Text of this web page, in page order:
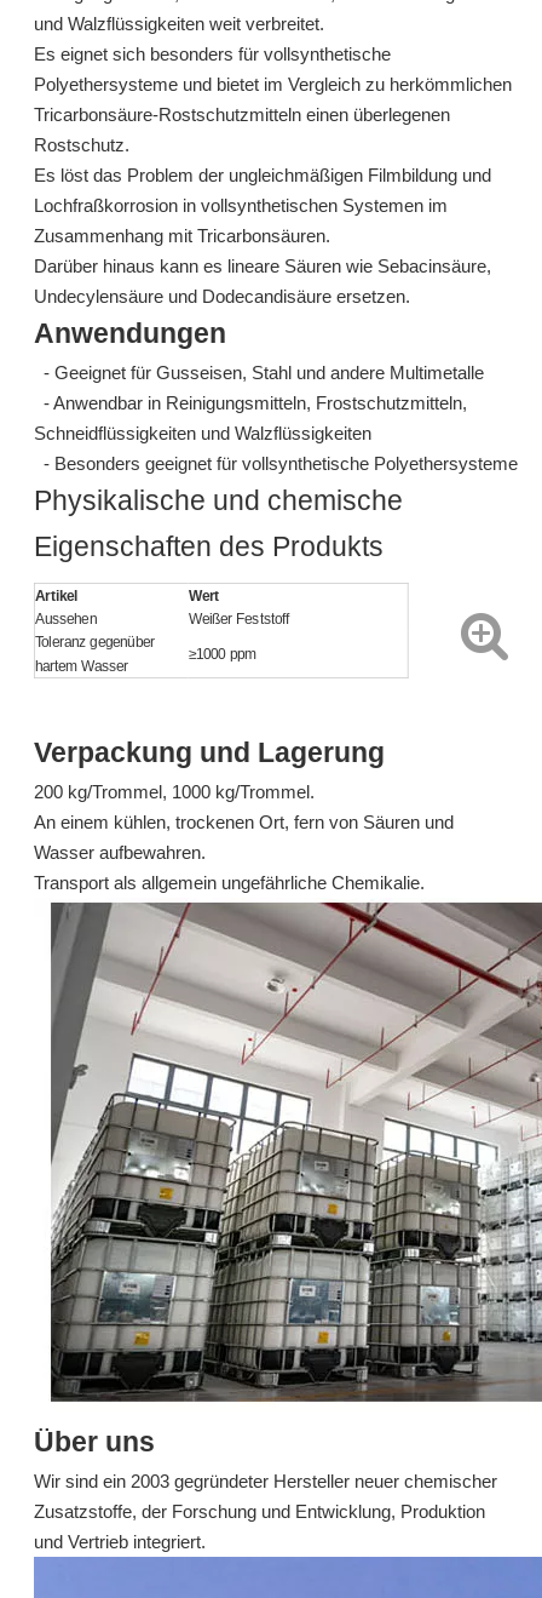
315: Pentabasische Säure für Metallbearbeitungsflüssigkeiten
erkundigen
N-Oleoylsarcosin 110-25-8 Rost-Inhibitor
erkundigen
erkundigen erkundigen
N-Oleoylsarcosin 110-25-8 Rost-Inhibitor
erkundigen
311: 6-[[(4-Methylphenyl)sulfonyl]amino]hexansäure-Rostschutzmittel für Metallbearbeitungsflüssigkeit/Schneidflüssigkeit
erkundigen
T748-Isomerenmischungs-Härter für Epoxidharze, Rostschutzmittel 1005 Aluminiumlegierung Phosphorsäure-Korrosionsinhibitor für vollsynthetisches halbsynthetisches Emulsionsöl
und Walzflüssigkeiten weit verbreitet.
Es eignet sich besonders für vollsynthetische
Polyethersysteme und bietet im Vergleich zu herkömmlichen
Tricarbonsäure-Rostschutzmitteln einen überlegenen
Rostschutz.
Es löst das Problem der ungleichmäßigen Filmbildung und
Lochfraßkorrosion in vollsynthetischen Systemen im
Zusammenhang mit Tricarbonsäuren.
Darüber hinaus kann es lineare Säuren wie Sebacinsäure,
Undecylensäure und Dodecandisäure ersetzen.
Anwendungen
- Geeignet für Gusseisen, Stahl und andere Multimetalle
- Anwendbar in Reinigungsmitteln, Frostschutzmitteln,
Schneidflüssigkeiten und Walzflüssigkeiten
- Besonders geeignet für vollsynthetische Polyethersysteme
Physikalische und chemische
Eigenschaften des Produkts
Artikel
Wert
Aussehen
Weißer Feststoff
Toleranz gegenüber
hartem Wasser
≥1000 ppm
Verpackung und Lagerung
200 kg/Trommel, 1000 kg/Trommel.
An einem kühlen, trockenen Ort, fern von Säuren und
Wasser aufbewahren.
Transport als allgemein ungefährliche Chemikalie.
Über uns
Wir sind ein 2003 gegründeter Hersteller neuer chemischer
Zusatzstoffe, der Forschung und Entwicklung, Produktion
und Vertrieb integriert.